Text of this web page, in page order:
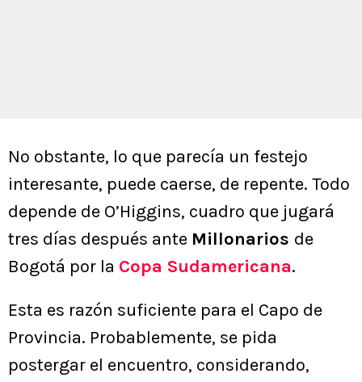
No obstante, lo que parecía un festejo
interesante, puede caerse, de repente. Todo
depende de O’Higgins, cuadro que jugará
tres días después ante Millonarios de
Bogotá por la Copa Sudamericana.
Esta es razón suficiente para el Capo de
Provincia. Probablemente, se pida
postergar el encuentro, considerando,